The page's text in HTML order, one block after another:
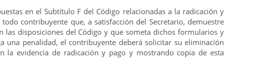
en el Subtítulo F del Código relacionadas a la radicación y
contribuyente que, a satisfacción del Secretario, demuestre
disposiciones del Código y que someta dichos formularios y
penalidad, el contribuyente deberá solicitar su eliminación
la evidencia de radicación y pago y mostrando copia de esta